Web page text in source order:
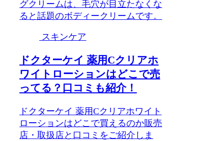
グクリームは、毛穴が目立たなくな
ると話題のボディークリームです。
スキンケア
ドクターケイ 薬用Cクリアホ
ワイトローションはどこで売
ってる？口コミも紹介！
ドクターケイ 薬用Cクリアホワイト
ローションはどこで買えるのか販売
店・取扱店と口コミをご紹介しま